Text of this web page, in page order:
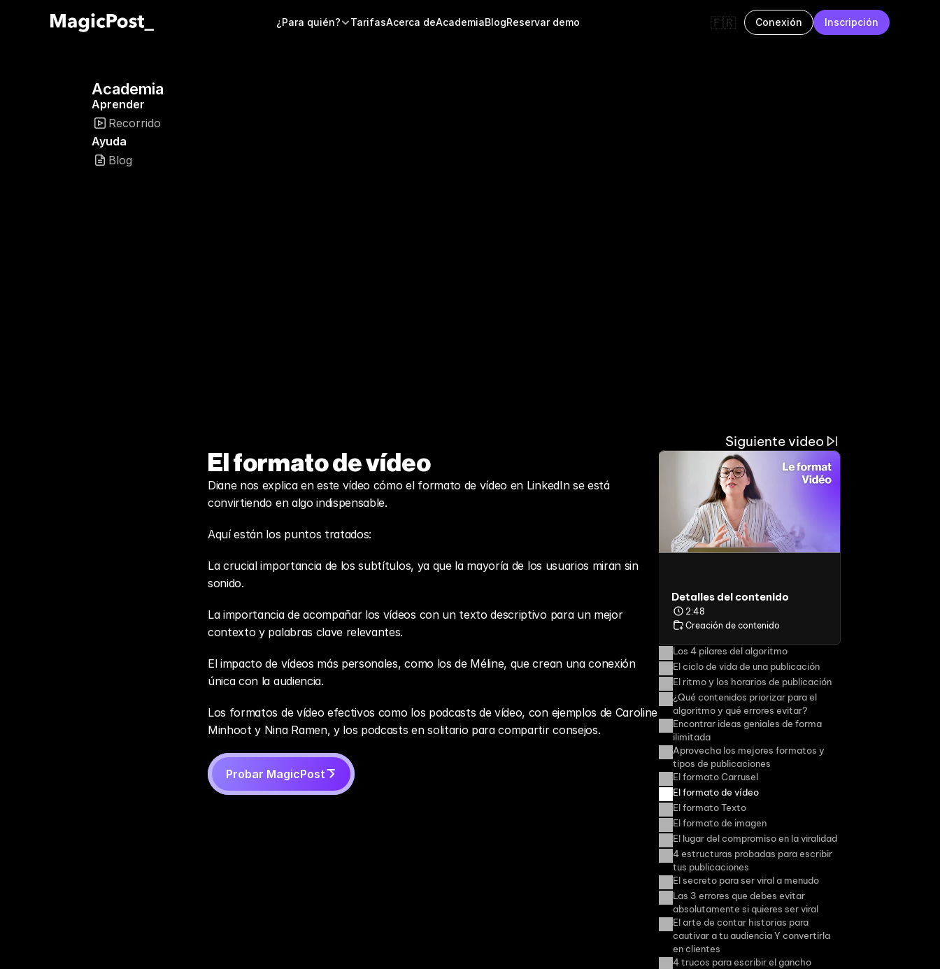
¿Para quién? TarifasAcerca deAcademiaBlogReservar demo 🇫🇷 Conexión Inscripción
Academia
Aprender
Recorrido
Ayuda
Blog
Siguiente video
El formato de vídeo
Diane nos explica en este vídeo cómo el formato de vídeo en LinkedIn se está
convirtiendo en algo indispensable.
Aquí están los puntos tratados:
La crucial importancia de los subtítulos, ya que la mayoría de los usuarios miran sin
sonido.
La importancia de acompañar los vídeos con un texto descriptivo para un mejor
contexto y palabras clave relevantes.
El impacto de vídeos más personales, como los de Méline, que crean una conexión
única con la audiencia.
Los formatos de vídeo efectivos como los podcasts de vídeo, con ejemplos de Caroline
Minhoot y Nina Ramen, y los podcasts en solitario para compartir consejos.
Probar MagicPost
Detalles del contenido
2:48
Creación de contenido
Los 4 pilares del algoritmo
El ciclo de vida de una publicación
El ritmo y los horarios de publicación
¿Qué contenidos priorizar para el
algoritmo y qué errores evitar?
Encontrar ideas geniales de forma
ilimitada
Aprovecha los mejores formatos y
tipos de publicaciones
El formato Carrusel
El formato de vídeo
El formato Texto
El formato de imagen
El lugar del compromiso en la viralidad
4 estructuras probadas para escribir
tus publicaciones
El secreto para ser viral a menudo
Las 3 errores que debes evitar
absolutamente si quieres ser viral
El arte de contar historias para
cautivar a tu audiencia Y convertirla
en clientes
4 trucos para escribir el gancho